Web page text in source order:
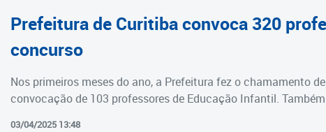
Prefeitura de Curitiba convoca 320
concurso
Nos primeiros meses do ano, a Prefeitura fez o chamamento
convocação de 103 professores de Educação Infantil.
03/04/2025 13:48